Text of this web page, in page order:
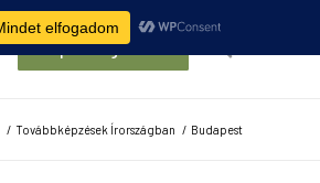
Belépés/Regisztráció
/ Továbbképzések Írországban / Budapest